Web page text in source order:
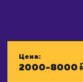
формате